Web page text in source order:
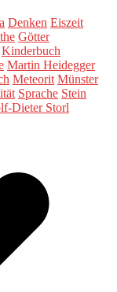
Denken Eiszeit
Götter
Kinderbuch
Martin Heidegger
Meteorit Münster
Sprache Stein
Dieter Storl